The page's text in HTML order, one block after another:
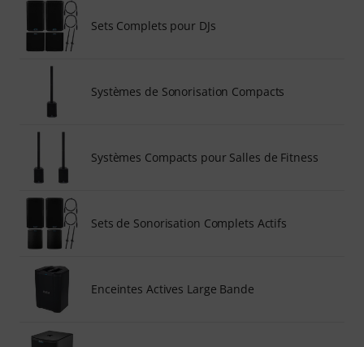
Sets Complets pour DJs
Systèmes de Sonorisation Compacts
Systèmes Compacts pour Salles de Fitness
Sets de Sonorisation Complets Actifs
Enceintes Actives Large Bande